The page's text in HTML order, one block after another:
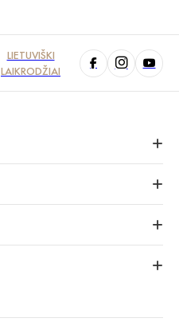
LIETUVIŠKI
LAIKRODŽIAI